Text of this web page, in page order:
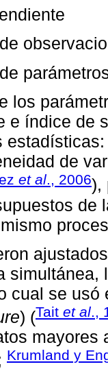
los
e índice de
de
et al., 2006),
de
cual se
) (Tait et al.,
mayores
Krumland y